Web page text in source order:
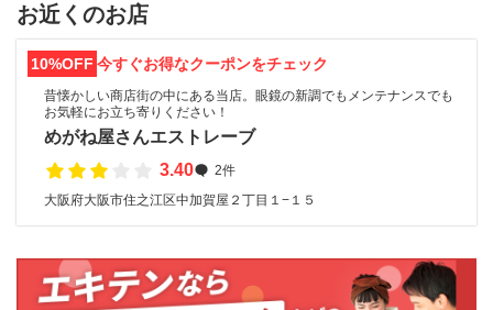
お近くのお店
10%OFF 今すぐお得なクーポンをチェック
昔懐かしい商店街の中にある当店。眼鏡の新調でもメンテナンスでも
お気軽にお立ち寄りください！
めがね屋さんエストレーブ
3.40
2件
大阪府大阪市住之江区中加賀屋２丁目１−１５